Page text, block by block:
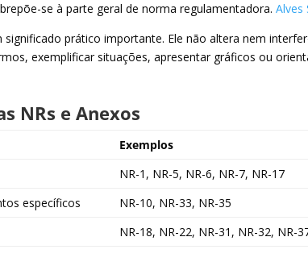
se à parte geral de norma regulamentadora. Alves
prático importante. Ele não altera nem
exemplificar situações, apresentar gráficos ou
NRs e Anexos
Exemplos
NR-1, NR-5, NR-6, NR-7, NR-17
específicos
NR-10, NR-33, NR-35
NR-18, NR-22, NR-31, NR-32, NR-